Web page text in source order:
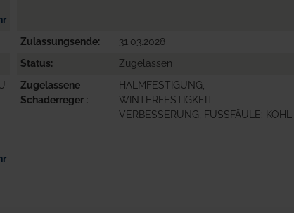
Zulassungsende
31.03.2028
Status
Zugelassen
Zugelassene
Schaderreger
HALMFESTIGUNG,
WINTERFESTIGKEIT-
VERBESSERUNG, FUSSFÄULE: KOHL